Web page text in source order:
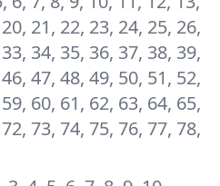
21, 22, 23, 24, 25, 26,
34, 35, 36, 37, 38, 39,
47, 48, 49, 50, 51, 52,
60, 61, 62, 63, 64, 65,
73, 74, 75, 76, 77, 78,